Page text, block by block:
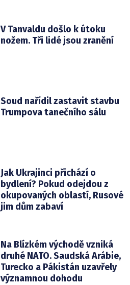
V Tanvaldu došlo k útoku
nožem. Tři lidé jsou zranění
Soud nařídil zastavit stavbu
Trumpova tanečního sálu
Jak Ukrajinci přichází o
bydlení? Pokud odejdou z
okupovaných oblastí, Rusové
jim dům zabaví
Na Blízkém východě vzniká
druhé NATO. Saudská Arábie,
Turecko a Pákistán uzavřely
významnou dohodu